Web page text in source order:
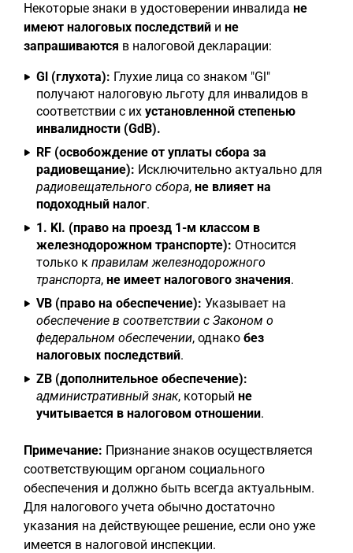
Некоторые знаки в удостоверении инвалида не
имеют налоговых последствий и не
запрашиваются в налоговой декларации:
Gl (глухота): Глухие лица со знаком "Gl"
получают налоговую льготу для инвалидов в
соответствии с их установленной степенью
инвалидности (GdB).
RF (освобождение от уплаты сбора за
радиовещание): Исключительно актуально для
радиовещательного сбора, не влияет на
подоходный налог.
1. Kl. (право на проезд 1-м классом в
железнодорожном транспорте): Относится
только к правилам железнодорожного
транспорта, не имеет налогового значения.
VB (право на обеспечение): Указывает на
обеспечение в соответствии с Законом о
федеральном обеспечении, однако без
налоговых последствий.
ZB (дополнительное обеспечение):
административный знак, который не
учитывается в налоговом отношении.
Примечание: Признание знаков осуществляется
соответствующим органом социального
обеспечения и должно быть всегда актуальным.
Для налогового учета обычно достаточно
указания на действующее решение, если оно уже
имеется в налоговой инспекции.